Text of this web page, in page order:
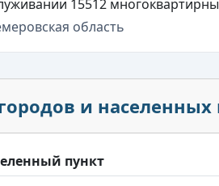
15512
область
и населенных
пункт